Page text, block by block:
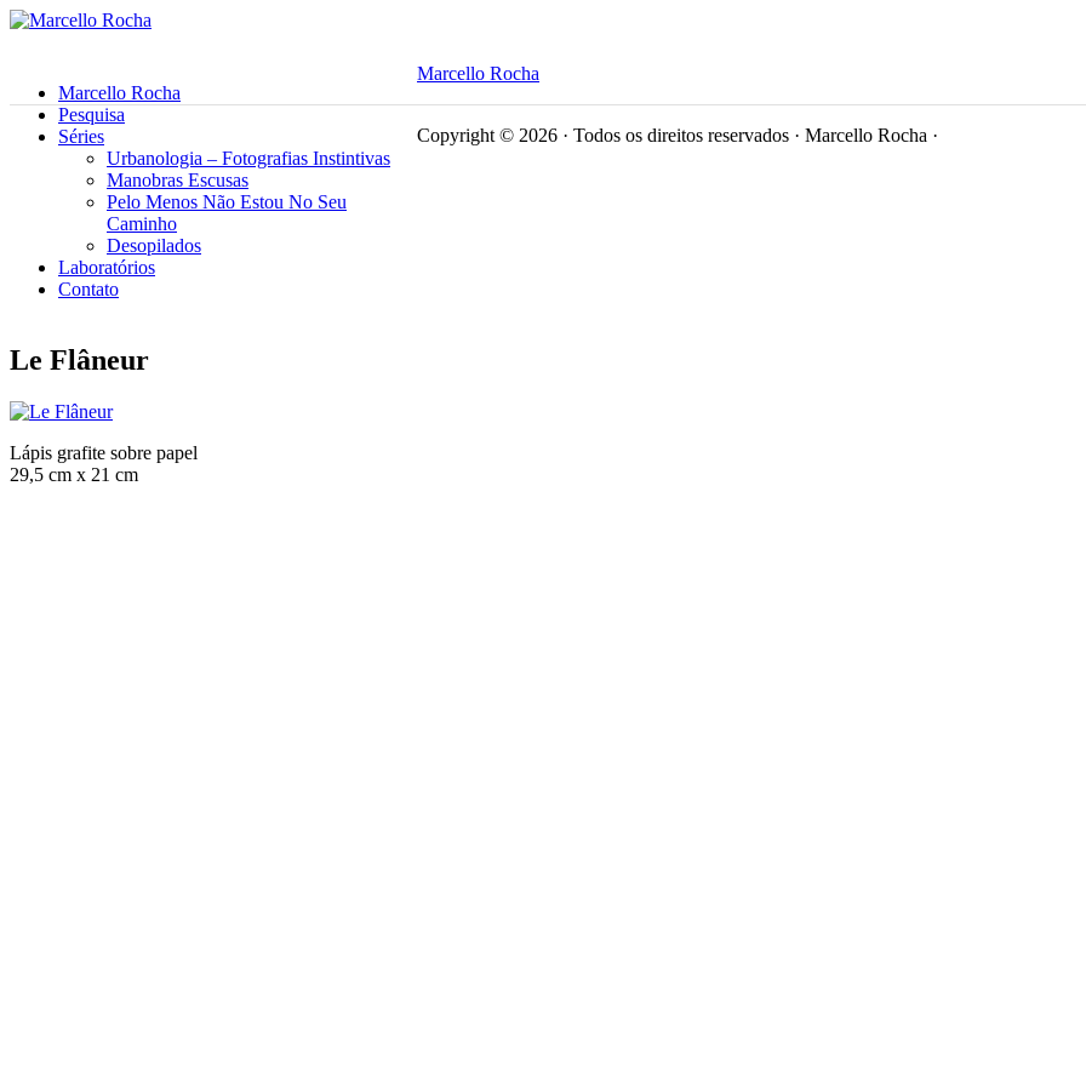
Marcello Rocha
Pesquisa
Séries
Urbanologia – Fotografias Instintivas
Manobras Escusas
Pelo Menos Não Estou No Seu
Caminho
Desopilados
Laboratórios
Contato
Marcello Rocha
Le Flâneur
Lápis grafite sobre papel
29,5 cm x 21 cm
Copyright © 2026 · Todos os direitos reservados · Marcello Rocha ·